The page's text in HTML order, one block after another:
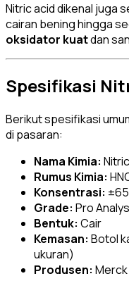
Nitric acid dikenal juga
cairan bening hingga
oksidator kuatdan
Spesifikasi
Berikut spesifikasi
di pasaran:
Nama Kimia:
Rumus Kimia:
Konsentrasi:
Grade: Pro
Bentuk: Cair
Kemasan: Botol
ukuran)
Produsen: Merck